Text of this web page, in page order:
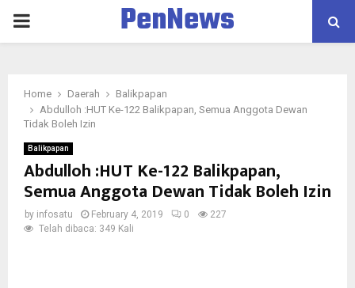
PRIMARY
PenNews
Home Daerah
Balikpapan
Abdulloh :HUT Ke-122 Balikpapan, Semua Anggota Dewan
Tidak Boleh Izin
Balikpapan
Abdulloh :HUT Ke-122 Balikpapan,
Semua Anggota Dewan Tidak Boleh Izin
by infosatu February 4, 2019 0
227
Telah dibaca: 349 Kali